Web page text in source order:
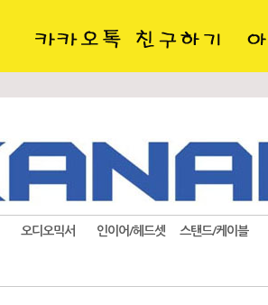
오디오믹서 인이어/헤드셋 스탠드/케이블